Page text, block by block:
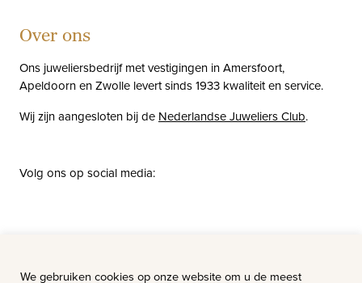
Over ons
Ons juweliersbedrijf met vestigingen in Amersfoort,
Apeldoorn en Zwolle levert sinds 1933 kwaliteit en service.
Wij zijn aangesloten bij de Nederlandse Juweliers Club.
Volg ons op social media:
Vacatures
We gebruiken cookies op onze website om u de meest